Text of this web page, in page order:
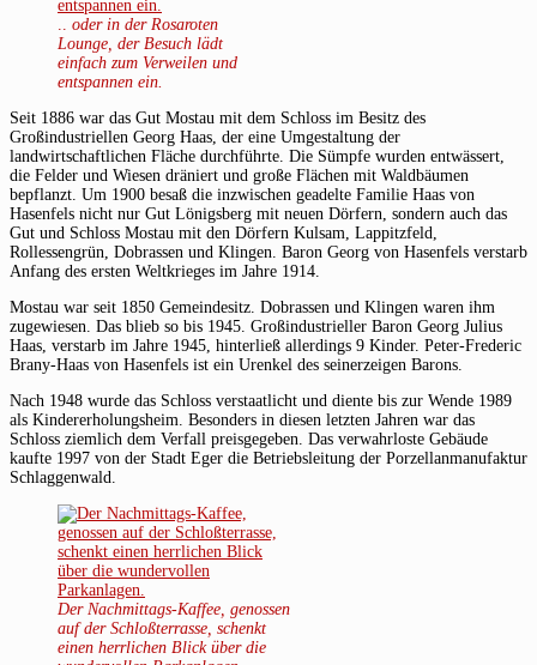
oder in der Rosaroten
Lounge, der Besuch lädt
einfach zum Verweilen und
entspannen ein.
Seit 1886 war das Gut Mostau mit dem Schloss im Besitz des
Großindustriellen Georg Haas, der eine Umgestaltung der
landwirtschaftlichen Fläche durchführte. Die Sümpfe wurden entwässert,
die Felder und Wiesen dräniert und große Flächen mit Waldbäumen
bepflanzt. Um 1900 besaß die inzwischen geadelte Familie Haas von
Hasenfels nicht nur Gut Lönigsberg mit neuen Dörfern, sondern auch das
Gut und Schloss Mostau mit den Dörfern Kulsam, Lappitzfeld,
Rollessengrün, Dobrassen und Klingen. Baron Georg von Hasenfels verstarb
Anfang des ersten Weltkrieges im Jahre 1914.
Mostau war seit 1850 Gemeindesitz. Dobrassen und Klingen waren ihm
zugewiesen. Das blieb so bis 1945. Großindustrieller Baron Georg Julius
Haas, verstarb im Jahre 1945, hinterließ allerdings 9 Kinder. Peter-Frederic
Brany-Haas von Hasenfels ist ein Urenkel des seinerzeigen Barons.
Nach 1948 wurde das Schloss verstaatlicht und diente bis zur Wende 1989
als Kindererholungsheim. Besonders in diesen letzten Jahren war das
Schloss ziemlich dem Verfall preisgegeben. Das verwahrloste Gebäude
kaufte 1997 von der Stadt Eger die Betriebsleitung der Porzellanmanufaktur
Schlaggenwald.
Der Nachmittags-Kaffee, genossen
auf der Schloßterrasse, schenkt
einen herrlichen Blick über die